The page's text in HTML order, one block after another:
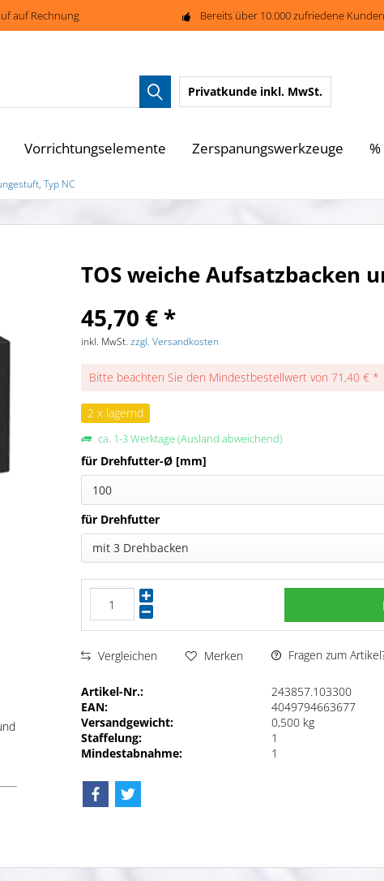
auf Rechnung Bereits über 10.000 zufriedene Kunden
Privatkunde inkl. MwSt.
Vorrichtungselemente Zerspanungswerkzeuge %
Typ NC
TOS weiche Aufsatzbacken
45,70 € *
inkl. MwSt.zzgl. Versandkosten
Bitte beachten Sie den Mindestbestellwert von 71,40 € *
2 x lagernd
ca. 1-3 Werktage (Ausland abweichend)
für Drehfutter-Ø [mm]
100
für Drehfutter
mit 3 Drehbacken
Vergleichen Merken Fragen zum
Artikel-Nr.:
243857.103300
EAN:
4049794663677
Versandgewicht:
0,500 kg
Staffelung:
1
Mindestabnahme:
1